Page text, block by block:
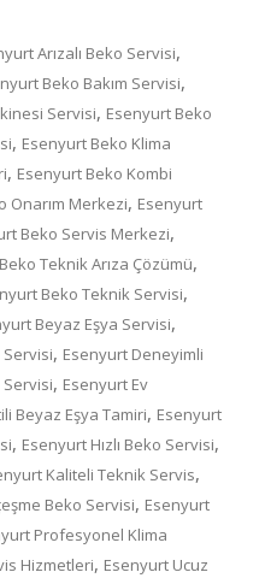
Arızalı Beko Servisi,
Beko Bakım Servisi,
Servisi, Esenyurt Beko
, Esenyurt Beko Klima
, Esenyurt Beko Kombi
Onarım Merkezi, Esenyurt
Beko Servis Merkezi,
Teknik Arıza Çözümü,
Beko Teknik Servisi,
Beyaz Eşya Servisi,
Servisi, Esenyurt Deneyimli
, Esenyurt Ev
Beyaz Eşya Tamiri, Esenyurt
, Esenyurt Hızlı Beko Servisi,
Kaliteli Teknik Servis,
Beko Servisi, Esenyurt
Profesyonel Klima
Hizmetleri, Esenyurt Ucuz